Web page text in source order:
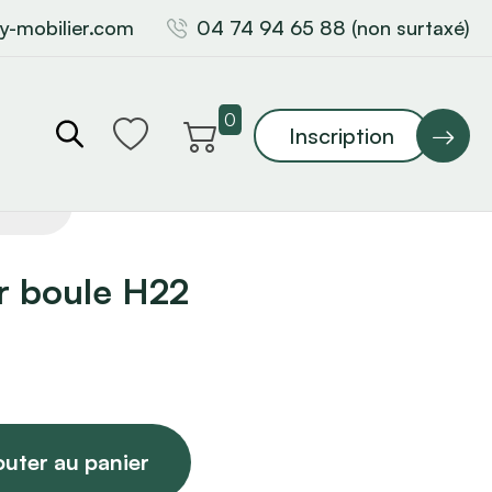
mobilier.com 04 74 94 65 88 (non surtaxé)
0
Inscription
boule H22
au panier